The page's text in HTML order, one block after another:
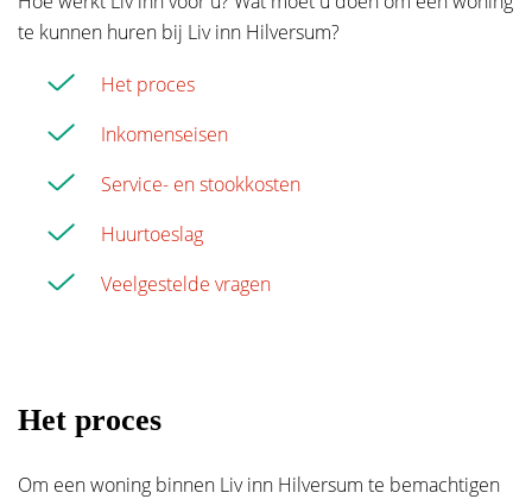
E-mailadres*
Telefoonnummer
Hoe kunnen we je helpen?
Achternaam*
te kunnen huren bij Liv inn Hilversum?
Het proces
Inkomenseisen
Service- en stookkosten
Huurtoeslag
Veelgestelde vragen
Het proces
Om een woning binnen Liv inn Hilversum te bemachtigen